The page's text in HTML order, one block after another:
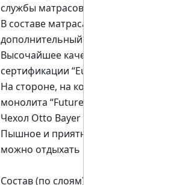
службы матрасов на основе “Future
В составе матраса также
дополнительный комфорт. Высота
Высочайшее качество пен
сертификации “Europur”).
На стороне, на которой слой “Future
монолита “Future Super Unit” матрас
Чехол Otto Bayer Future Family
Пышное и приятное на ощупь
можно отдыхать и спать без
Состав(по слоям):